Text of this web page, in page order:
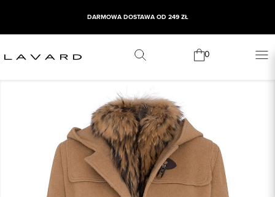
DARMOWA DOSTAWA OD 249 ZŁ
0